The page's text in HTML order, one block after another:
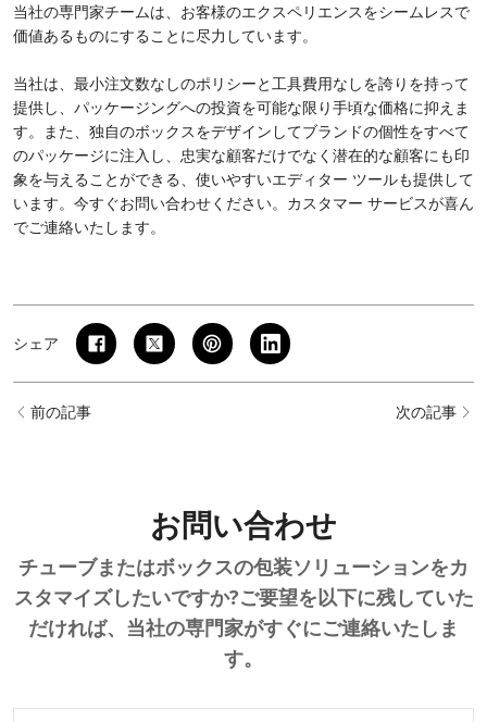
当社の専門家チームは、お客様のエクスペリエンスをシームレスで
価値あるものにすることに尽力しています。
当社は、最小注文数なしのポリシーと工具費用なしを誇りを持って
提供し、パッケージングへの投資を可能な限り手頃な価格に抑えま
す。また、独自のボックスをデザインしてブランドの個性をすべて
のパッケージに注入し、忠実な顧客だけでなく潜在的な顧客にも印
象を与えることができる、使いやすいエディター ツールも提供して
います。今すぐお問い合わせください。カスタマー サービスが喜ん
でご連絡いたします。
シェア
前の記事 次の記事
お問い合わせ
チューブまたはボックスの包装ソリューションをカ
スタマイズしたいですか?ご要望を以下に残していた
だければ、当社の専門家がすぐにご連絡いたしま
す。